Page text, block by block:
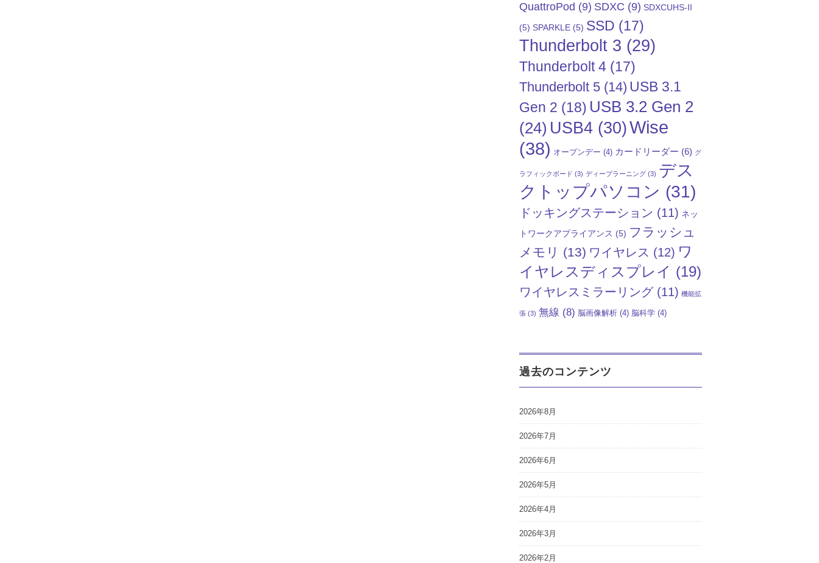
QuattroPod (9) SDXC (9) SDXCUHS-II
(5) SPARKLE (5) SSD (17)
Thunderbolt 3 (29)
Thunderbolt 4 (17)
Thunderbolt 5 (14) USB 3.1
Gen 2 (18) USB 3.2 Gen 2
(24) USB4 (30)Wise
(38) オープンデー (4) カードリーダー (6) グ
ラフィックボード (3) ディープラーニング (3) デス
クトップパソコン (31)
ドッキングステーション (11) ネッ
トワークアプライアンス (5) フラッシュ
メモリ (13) ワイヤレス (12) ワ
イヤレスディスプレイ (19)
ワイヤレスミラーリング(11) 機能拡
張 (3) 無線 (8) 脳画像解析 (4) 脳科学 (4)
過去のコンテンツ
2026年8月
2026年7月
2026年6月
2026年5月
2026年4月
2026年3月
2026年2月